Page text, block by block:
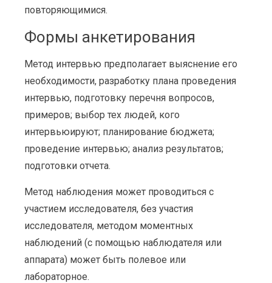
повторяющимися.
Формы анкетирования
Метод интервью предполагает выяснение его
необходимости, разработку плана проведения
интервью, подготовку перечня вопросов,
примеров; выбор тех людей, кого
интервьюируют; планирование бюджета;
проведение интервью; анализ результатов;
подготовки отчета.
Метод наблюдения может проводиться с
участием исследователя, без участия
исследователя, методом моментных
наблюдений (с помощью наблюдателя или
аппарата) может быть полевое или
лабораторное.